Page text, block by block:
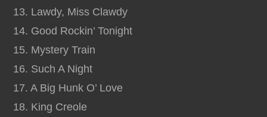
13. Lawdy, Miss Clawdy
14. Good Rockin’ Tonight
15. Mystery Train
16. Such A Night
17. A Big Hunk O’ Love
18. King Creole